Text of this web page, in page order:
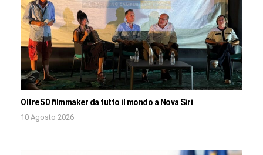
Oltre 50 filmmaker da tutto il mondo a Nova Siri
10 Agosto 2026